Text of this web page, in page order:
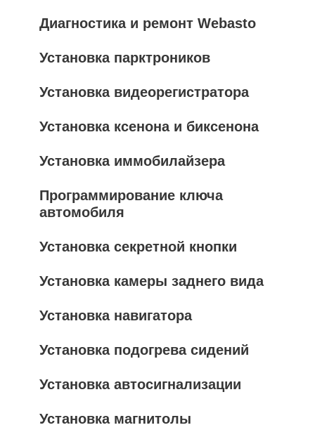
Диагностика и ремонт Webasto
Установка парктроников
Установка видеорегистратора
Установка ксенона и биксенона
Установка иммобилайзера
Программирование ключа
автомобиля
Установка секретной кнопки
Установка камеры заднего вида
Установка навигатора
Установка подогрева сидений
Установка автосигнализации
Установка магнитолы